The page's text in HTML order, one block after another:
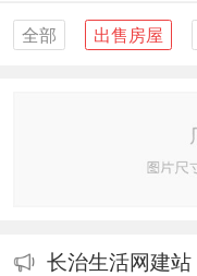
全部 出售房屋
长治生活网建站